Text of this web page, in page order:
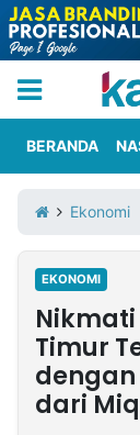
Iklan
Berita
Kami
Nasional
International
Olahraga
Entertainment
Daerah
Pariwisata
Kuliner
Kolom
Network
BERANDA
Ekonomi
EKONOMI
Timur
dengan
dari